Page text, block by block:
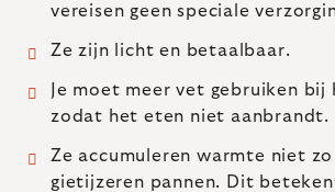
vereisen geen speciale
Ze zijn licht en betaalbaar.
Je moet meer vet gebruiken bij
zodat het eten niet aanbrandt.
Ze accumuleren warmte niet zo
gietijzeren pannen. Dit